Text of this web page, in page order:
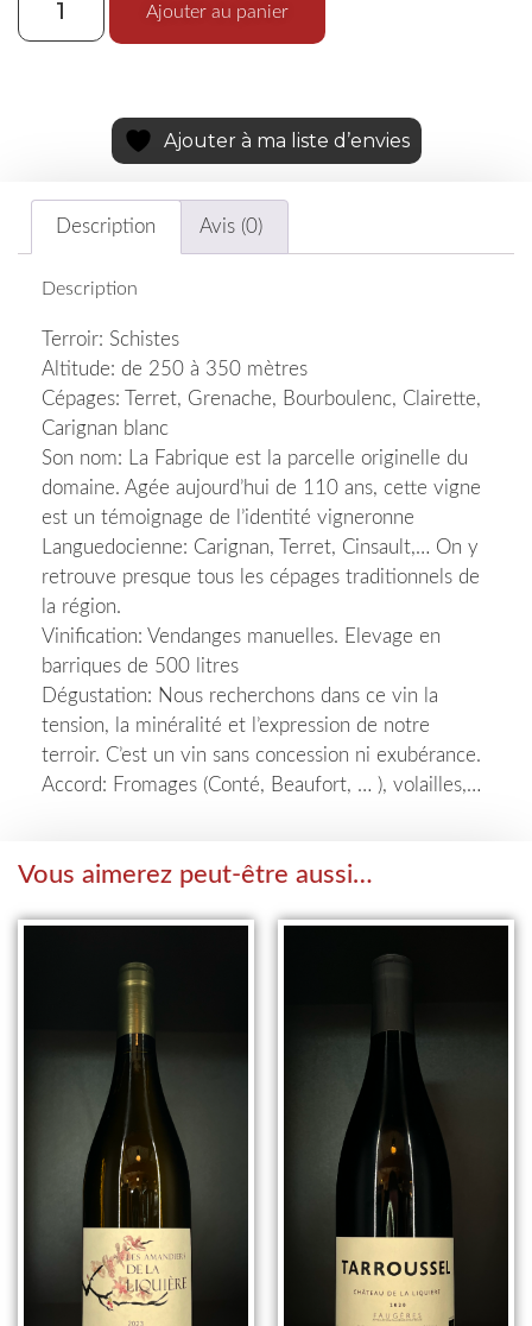
Ajouter au panier
Ajouter à ma liste d’envies
Description Avis (0)
Description
Terroir: Schistes
Altitude: de 250 à 350 mètres
Cépages: Terret, Grenache, Bourboulenc, Clairette,
Carignan blanc
Son nom: La Fabrique est la parcelle originelle du
domaine. Agée aujourd’hui de 110 ans, cette vigne
est un témoignage de l’identité vigneronne
Languedocienne: Carignan, Terret, Cinsault,… On y
retrouve presque tous les cépages traditionnels de
la région.
Vinification: Vendanges manuelles. Elevage en
barriques de 500 litres
Dégustation: Nous recherchons dans ce vin la
tension, la minéralité et l’expression de notre
terroir. C’est un vin sans concession ni exubérance.
Accord: Fromages (Conté, Beaufort, … ), volailles,…
Vous aimerez peut-être aussi…